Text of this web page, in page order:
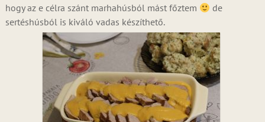
hogy az e célra szánt marhahúsból mást főztem
de
sertéshúsból is kiváló vadas készíthető.